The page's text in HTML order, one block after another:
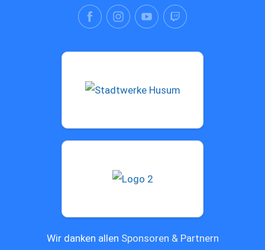
Wir danken allen Sponsoren & Partnern